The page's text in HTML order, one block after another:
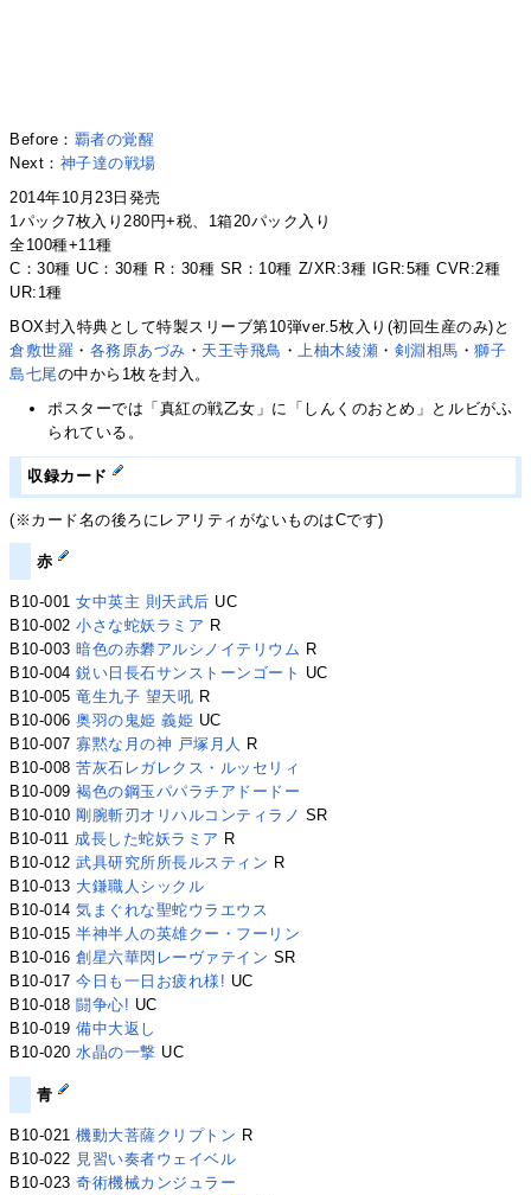
Before： 覇者の覚醒
Next： 神子達の戦場
2014年10月23日発売
1パック7枚入り280円+税、1箱20パック入り
全100種+11種
C：30種 UC：30種 R：30種 SR：10種 Z/XR:3種 IGR:5種 CVR:2種
UR:1種
BOX封入特典として特製スリーブ第10弾ver.5枚入り(初回生産のみ)と
倉敷世羅 ・ 各務原あづみ ・ 天王寺飛鳥 ・上柚木綾瀬 ・ 剣淵相馬 ・獅子
島七尾の中から1枚を封入。
ポスターでは「真紅の戦乙女」に「しんくのおとめ」とルビがふ
られている。
収録カード
(※カード名の後ろにレアリティがないものはCです)
赤
B10-001女中英主 則天武后 UC
B10-002小さな蛇妖ラミア R
B10-003暗色の赤礬アルシノイテリウム R
B10-004鋭い日長石サンストーンゴート UC
B10-005竜生九子 望天吼 R
B10-006奥羽の鬼姫 義姫 UC
B10-007寡黙な月の神 戸塚月人 R
B10-008苦灰石レガレクス・ルッセリィ
B10-009褐色の鋼玉パパラチアドードー
B10-010 剛腕斬刃オリハルコンティラノ SR
B10-011 成長した蛇妖ラミア R
B10-012武具研究所所長ルスティン R
B10-013 大鎌職人シックル
B10-014気まぐれな聖蛇ウラエウス
B10-015半神半人の英雄クー・フーリン
B10-016創星六華閃レーヴァテイン SR
B10-017今日も一日お疲れ様! UC
B10-018 闘争心! UC
B10-019備中大返し
B10-020水晶の一撃 UC
青
B10-021機動大菩薩クリプトン R
B10-022 見習い奏者ウェイベル
B10-023奇術機械カンジュラー